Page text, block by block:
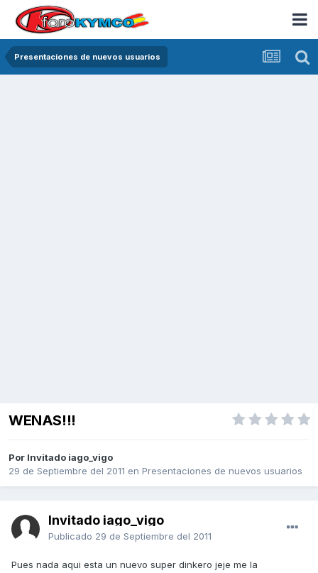
Presentaciones de nuevos usuarios
WENAS!!!
Por Invitado iago_vigo
29 de Septiembre del 2011 en Presentaciones de nuevos usuarios
Invitado iago_vigo
Publicado 29 de Septiembre del 2011
Pues nada aqui esta un nuevo super dinkero jeje me la